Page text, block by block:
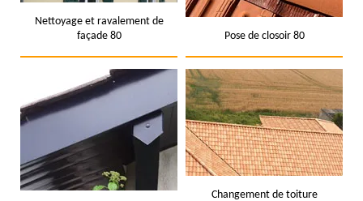
Nettoyage et ravalement de
façade 80
Pose de closoir 80
Changement de toiture